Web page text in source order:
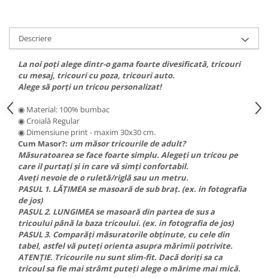
PRODUSE IN TRENDING
SETURI STICKERE
STICKERE CAPAC REZERVOR
STICKERE CRĂCIUN
STICKERE CU ANIMALE
STICKERE GEAM MIC
STICKERE JDM
STICKERE PENTRU CAPOTA
STICKERE PENTRU LATERALE
STICKERE PERSONALIZATE
STICKERE PRAGURI
STICKERE PRINTATE
STICKERE UTILAJE AGRICOLE
VANATOARE - PESCUIT
Descriere
La noi poți alege dintr-o gama foarte divesificată, tricouri
cu mesaj, tricouri cu poza, tricouri auto.
Alege să porți un tricou personalizat!
◉ Material: 100% bumbac
◉ Croială Regular
◉ Dimensiune print - maxim 30x30 cm.
Cum Masor?: um măsor tricourile de adult?
Măsuratoarea se face foarte simplu. Alegeți un tricou pe
care il purtați și in care vă simți confortabil.
Aveți nevoie de o ruletă/riglă sau un metru.
PASUL 1. LĂȚIMEA se masoară de sub braț. (ex. in fotografia
de jos)
PASUL 2. LUNGIMEA se masoară din partea de sus a
tricoului până la baza tricoului. (ex. in fotografia de jos)
PASUL 3. Comparăți măsuratorile obținute, cu cele din
tabel, astfel vă puteți orienta asupra mărimii potrivite.
ATENȚIE. Tricourile nu sunt slim-fit. Dacă doriți sa ca
tricoul sa fie mai strâmt puteți alege o mărime mai mică.